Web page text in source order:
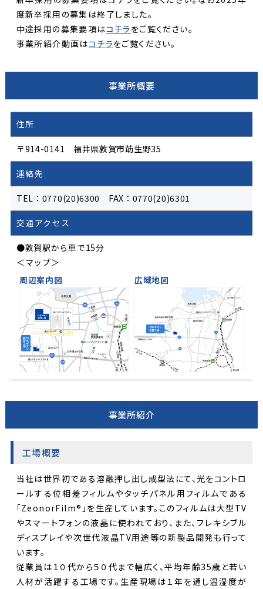
度新卒採用の募集は終了しました。
中途採用の募集要項はコチラ をご覧ください。
事業所紹介動画はコチラをご覧ください。
事業所概要
住所
〒914-0141 福井県敦賀市莇生野35
連絡先
TEL：0770(20)6300 FAX：0770(20)6301
交通アクセス
●敦賀駅から車で15分
＜マップ＞
周辺案内図
広域地図
事業所紹介
工場概要
当社は世界初である溶融押し出し成型法にて、光をコントロ
ールする位相差フィルムやタッチパネル用フィルムである
「ZeonorFilm®」を生産しています。このフィルムは大型TV
やスマートフォンの液晶に使われており、また、フレキシブル
ディスプレイや次世代液晶TV用途等の新製品開発も行って
います。
従業員は１０代から５０代まで幅広く、平均年齢35歳と若い
人材が活躍する工場です。生産現場は１年を通し温湿度が